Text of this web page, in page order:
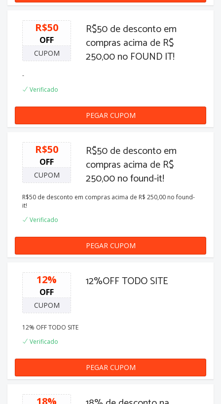
R$50
OFF
CUPOM
R$50 de desconto em
compras acima de R$
250,00 no FOUND IT!
-
Verificado
PEGAR CUPOM
R$50
OFF
CUPOM
R$50 de desconto em
compras acima de R$
250,00 no found-it!
R$50 de desconto em compras acima de R$ 250,00 no found-
it!
Verificado
PEGAR CUPOM
12%
OFF
CUPOM
12%OFF TODO SITE
12% OFF TODO SITE
Verificado
PEGAR CUPOM